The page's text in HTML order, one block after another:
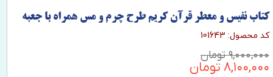
کتاب نفیس و معطر قرآن کریم طرح چرم و مس همراه با جعبه
کد محصول: 101643
۹,۰۰۰,۰۰۰ تومان
۸,۱۰۰,۰۰۰ تومان